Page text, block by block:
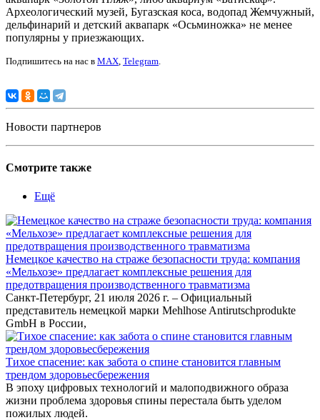
Археологический музей, Бугазская коса, водопад Жемчужный,
дельфинарий и детский аквапарк «Осьминожка» не менее
популярны у приезжающих.
Подпишитесь на нас в MAX, Telegram.
Новости партнеров
Смотрите также
Ещё
Немецкое качество на страже безопасности труда: компания
«Мельхозе» предлагает комплексные решения для
предотвращения производственного травматизма
Санкт-Петербург, 21 июля 2026 г. – Официальный
представитель немецкой марки Mehlhose Antirutschprodukte
GmbH в России,
Тихое спасение: как забота о спине становится главным
трендом здоровьесбережения
В эпоху цифровых технологий и малоподвижного образа
жизни проблема здоровья спины перестала быть уделом
пожилых людей.